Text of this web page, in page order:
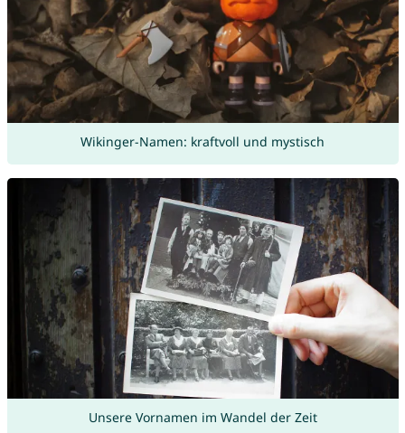
Wikinger-Namen: kraftvoll und mystisch
Unsere Vornamen im Wandel der Zeit